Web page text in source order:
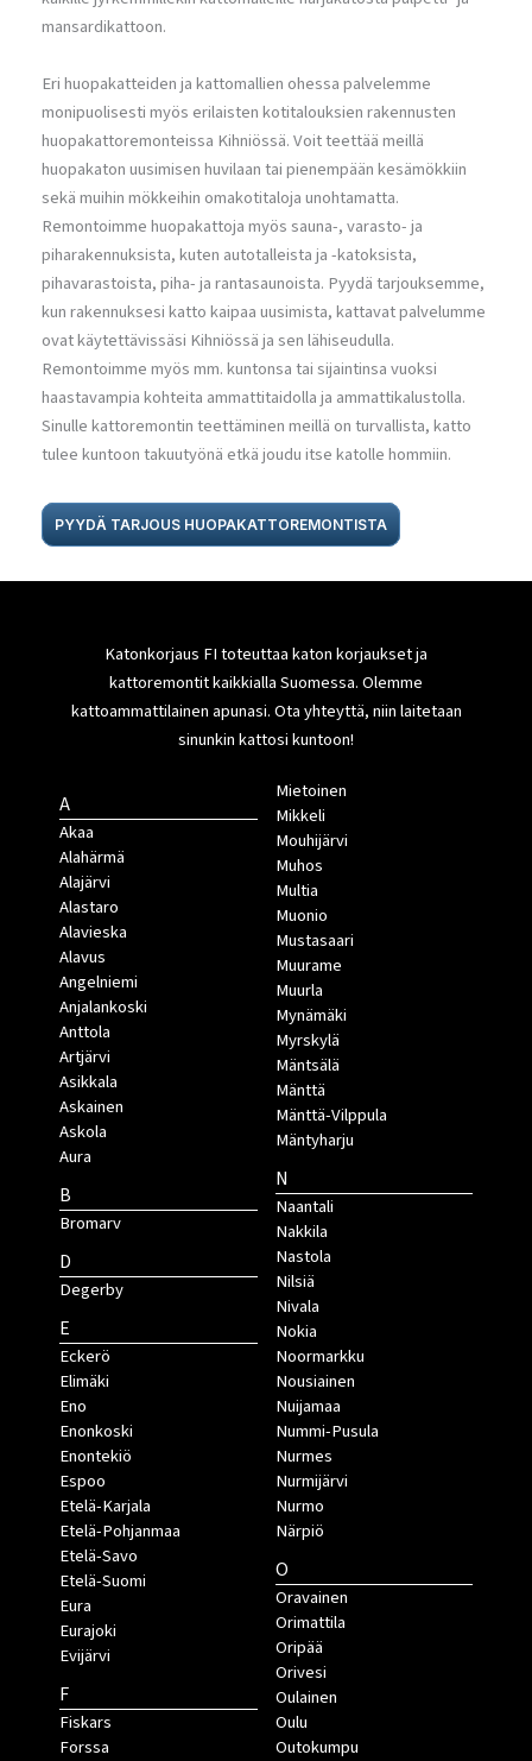
mansardikattoon.
Eri huopakatteiden ja kattomallien ohessa palvelemme
monipuolisesti myös erilaisten kotitalouksien rakennusten
huopakattoremonteissa Kihniössä. Voit teettää meillä
huopakaton uusimisen huvilaan tai pienempään kesämökkiin
sekä muihin mökkeihin omakotitaloja unohtamatta.
Remontoimme huopakattoja myös sauna-, varasto- ja
piharakennuksista, kuten autotalleista ja -katoksista,
pihavarastoista, piha- ja rantasaunoista. Pyydä tarjouksemme,
kun rakennuksesi katto kaipaa uusimista, kattavat palvelumme
ovat käytettävissäsi Kihniössä ja sen lähiseudulla.
Remontoimme myös mm. kuntonsa tai sijaintinsa vuoksi
haastavampia kohteita ammattitaidolla ja ammattikalustolla.
Sinulle kattoremontin teettäminen meillä on turvallista, katto
tulee kuntoon takuutyönä etkä joudu itse katolle hommiin.
PYYDÄ TARJOUS HUOPAKATTOREMONTISTA
Katonkorjaus FI toteuttaa katon korjaukset ja
kattoremontit kaikkialla Suomessa. Olemme
kattoammattilainen apunasi. Ota yhteyttä, niin laitetaan
sinunkin kattosi kuntoon!
A
Akaa
Alahärmä
Alajärvi
Alastaro
Alavieska
Alavus
Angelniemi
Anjalankoski
Anttola
Artjärvi
Asikkala
Askainen
Askola
Aura
B
Bromarv
D
Degerby
E
Eckerö
Elimäki
Eno
Enonkoski
Enontekiö
Espoo
Etelä-Karjala
Etelä-Pohjanmaa
Etelä-Savo
Etelä-Suomi
Eura
Eurajoki
Evijärvi
F
Fiskars
Forssa
Mietoinen
Mikkeli
Mouhijärvi
Muhos
Multia
Muonio
Mustasaari
Muurame
Muurla
Mynämäki
Myrskylä
Mäntsälä
Mänttä
Mänttä-Vilppula
Mäntyharju
N
Naantali
Nakkila
Nastola
Nilsiä
Nivala
Nokia
Noormarkku
Nousiainen
Nuijamaa
Nummi-Pusula
Nurmes
Nurmijärvi
Nurmo
Närpiö
O
Oravainen
Orimattila
Oripää
Orivesi
Oulainen
Oulu
Outokumpu